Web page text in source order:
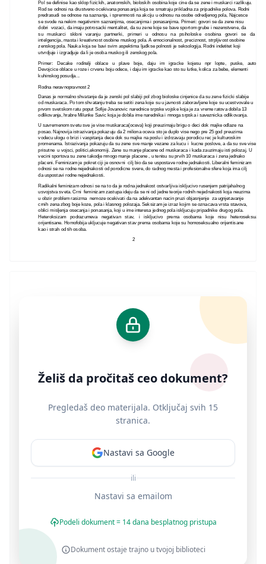
2
Pol se definise kao sklop fizickih, anatomskih, bioloskih osobina koje cine da se zene i muskarci razlikuju.
Rod se odnosi na drustveno ocekivana ponasanja koja se smatraju prikladna za pripadnike polova. Rodni
predrasudi se odnose na saznanja, i spremnosti na akciju u odnosu na osobe odredjenog pola, Najcesce
se svode na nekim negativnim saznanjima, osecanjima i ponasanjima. Primeri: govori se da zene nisu
dobri vozaci, da imaju potrosacki mentalitet, da su zene koje se bave sportom grube i nezenstvene, da
su muskarci skloni varanju partnerki, primeri u odnosu na psiholoske osobina govori se da su
intelgencija, masta i kreativnost osobine muskog pola. A emocionalnost, preciznost, strpljivost osobine
zenskog pola. Nauka koja se bavi svim aspektima ljudkse polnosti je seksologija. Rodni indetitet koji
utvrdjuje i izgradjuje da li je osoba muskog ili zenskog pola.
Primer: Decake roditelji oblace u plave boje, daju im igracke kojesu npr lopte, puske,
Devojcice oblace u roze i crvenu boju odece, i daju im igracke kao sto su lutke, kolica za bebe, elementi
kuhinskog posudja...
Rodna neravnopravnost 2
Danas je normalno shvatanje da je zenski pol slabiji pol zbog bioloske cinjenice da su zene fizicki slabije
od muskaraca. Po tom shvatanju treba se setiti zena koje su u javnosti zaboravljene koje su ucestvovale u
prvom svetskom ratu poput Sofije Jovanovic narednice srpske vojske koja je za vreme ratova dobila 13
odlikovanja, hrabre Milunke Savic koja je dobila ime narednika i mnoga srpska i saveznicka odlikovanja.
U savremenom svetu sve je vise muskaraca(oceva) koji preuzimaju brigu o deci dok majke odlaze na
posao. Najnovija istrazivanja pokazuju da 2 miliona oceva sto je duplo vise nego pre 25 god preuzima
vodecu ulogu o brizi i vaspitanja dece dok su majke na poslu i izdrzavaju porodicu rec je kulturoskim
promenama. Istrazivanja pokazuju da su zene sve manje vezane za kucu i kucne poslove, a da su sve vise
prisutne u vojsci, politici,ekonomiji. Zene su manje placene od muskaraca i kada zauzimaju isti polozaj. U
vecini sportova su zene takodje mnogo manje placene , u tenisu su prvih 10 muskaraca i zena jednako
placeni. Feminizam je pokret ciji je osnovni cilj bio da se uspostave rodne jednakosti. Liberalni feminizam
odnosi se na rodne nejednakosti od porodicne svere, do radnog mesta i profesionalne sfere koja ima cilj
da uspostavi rodne nejednakosti.
Radikalni feminizam odnosi se na to da je rodna jednakost ostvarljiva iskljucivo rusenjem patrijahalnog
usvojstva sveta. Crni feminizam zastupa ideju da se ni od jedne teorije rodnih nejednakosti koja neuzima
u obzir problem rasizma nemoze ocekivati da na adekvantan nacin pruzi objasnjenje za ugnjetavanje
crnih zena zbog boje koze, pola i klasnog polozaja. Seksizam je izraz kojim se oznacava vrsta stavova,
oblici misljenja osecanja i ponasanja, koji u ime interesa jednog pola iskljucuju pripadnike drugog pola.
Heteroksizam podrazumeva negativan stav, i iskljucivo prema osobama koje nisu heteroseksualno
orijentisane. Homofobija ukljucuje negativan stav prema osobama koje su homoseksualno orijentisane
kao i strah od tih osoba.
Želiš da pročitaš ceo dokument?
Pregledaš deo materijala. Otključaj svih 15
stranica.
Nastavi sa Google
ili
Nastavi sa emailom
Podeli dokument = 14 dana besplatnog pristupa
Dokument ostaje trajno u tvojoj biblioteci